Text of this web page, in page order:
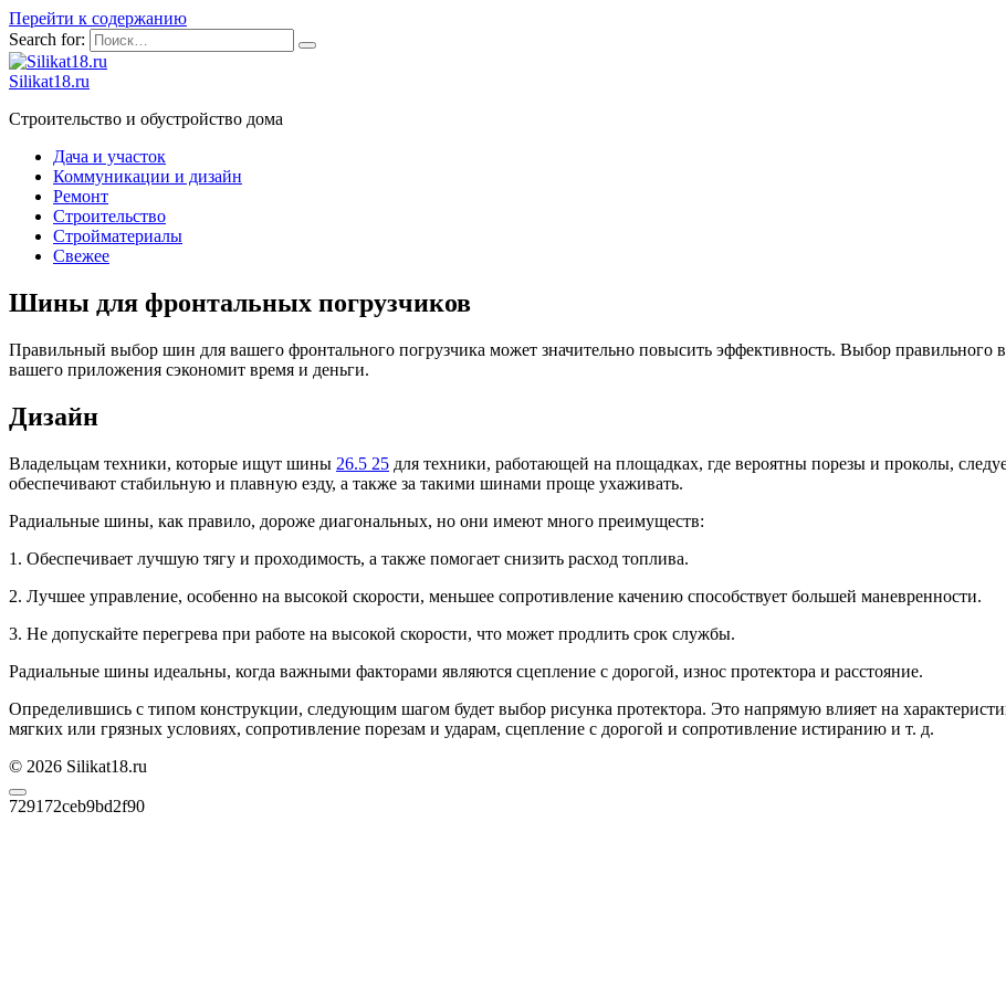
Перейти к содержанию
Search for:
Silikat18.ru
Строительство и обустройство дома
Дача и участок
Коммуникации и дизайн
Ремонт
Строительство
Стройматериалы
Свежее
Шины для фронтальных погрузчиков
Правильный выбор шин для вашего фронтального погрузчика может значительно повысить эффективность. Выбор правильного
вашего приложения сэкономит время и деньги.
Дизайн
Владельцам техники, которые ищут шины 26.5 25 для техники, работающей на площадках, где вероятны порезы и проколы,
обеспечивают стабильную и плавную езду, а также за такими шинами проще ухаживать.
Радиальные шины, как правило, дороже диагональных, но они имеют много преимуществ:
1. Обеспечивает лучшую тягу и проходимость, а также помогает снизить расход топлива.
2. Лучшее управление, особенно на высокой скорости, меньшее сопротивление качению способствует большей маневренности.
3. Не допускайте перегрева при работе на высокой скорости, что может продлить срок службы.
Радиальные шины идеальны, когда важными факторами являются сцепление с дорогой, износ протектора и расстояние.
Определившись с типом конструкции, следующим шагом будет выбор рисунка протектора. Это напрямую влияет на
мягких или грязных условиях, сопротивление порезам и ударам, сцепление с дорогой и сопротивление истиранию и т. д.
© 2026 Silikat18.ru
729172ceb9bd2f90